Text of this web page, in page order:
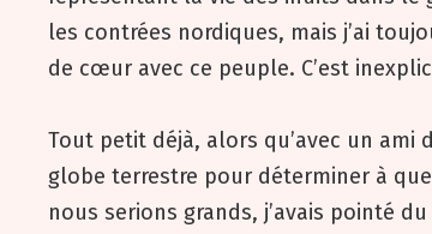
les contrées nordiques, mais j’ai
de cœur avec ce peuple. C’est
Tout petit déjà, alors qu’avec un ami
globe terrestre pour déterminer à
nous serions grands, j’avais pointé